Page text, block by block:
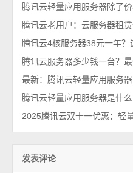
腾讯云服务器多少钱一台？
发表评论